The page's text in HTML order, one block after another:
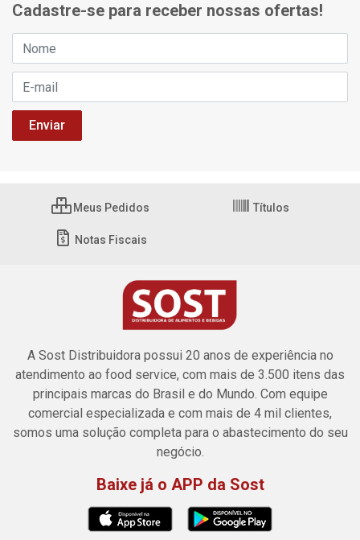
Cadastre-se para receber nossas ofertas!
Meus Pedidos Títulos
Notas Fiscais
A Sost Distribuidora possui 20 anos de experiência no
atendimento ao food service, com mais de 3.500 itens das
principais marcas do Brasil e do Mundo. Com equipe
comercial especializada e com mais de 4 mil clientes,
somos uma solução completa para o abastecimento do seu
negócio.
Baixe já o APP da Sost